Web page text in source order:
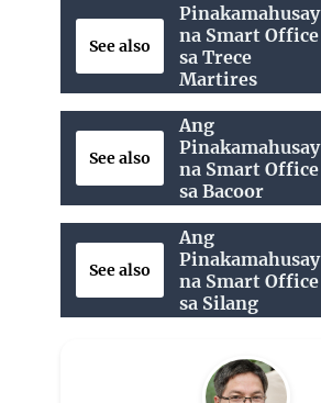
See also
Pinakamahusay
na Smart Office
sa Trece
Martires
See also
Ang
Pinakamahusay
na Smart Office
sa Bacoor
See also
Ang
Pinakamahusay
na Smart Office
sa Silang